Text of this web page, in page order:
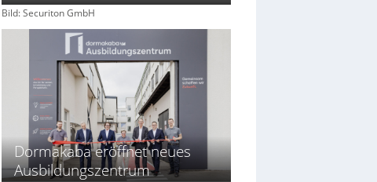
Bild: Securiton GmbH
Dormakaba eröffnet neues
Ausbildungszentrum